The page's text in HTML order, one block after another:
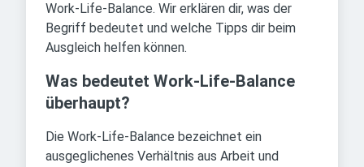
Work-Life-Balance. Wir erklären dir, was der
Begriff bedeutet und welche Tipps dir beim
Ausgleich helfen können.
Was bedeutet Work-Life-Balance
überhaupt?
Die Work-Life-Balance bezeichnet ein
ausgeglichenes Verhältnis aus Arbeit und